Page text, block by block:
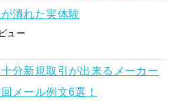
潰れた実体験
ュー
分新規取引が出来るメーカー
メール例文6選！